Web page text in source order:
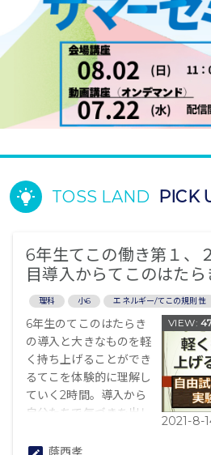
TOSS LAND PICK
6年生てこの働き第１、
目導入からてこのはたら
９時間）
理科 小6 エネルギー/てこの規則性
6年生のてこのはたらき
の導入と大きなものを軽
く持ち上げることができ
るてこを体験的に理解し
ていく2時間。導入から
自分たちで気づきを出し
を展開していく授業プラ
VIEW:
2021-8-
蔭西孝